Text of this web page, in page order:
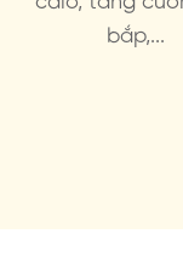
bắp,...